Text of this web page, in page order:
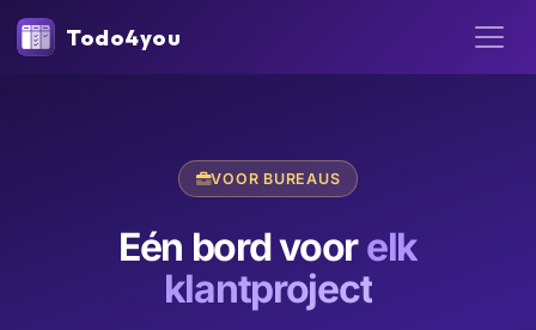
Todo4you
VOOR BUREAUS
Eén bord voorelk
klantproject